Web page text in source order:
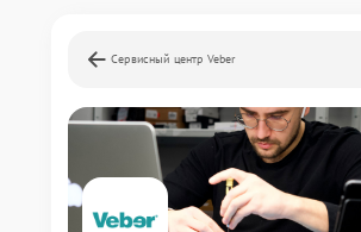
Сервисный центр Veber